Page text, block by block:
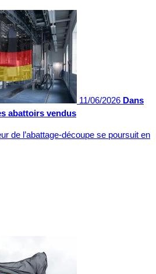
11/06/2026 Dans
abattoirs vendus
de l’abattage-découpe se poursuit en